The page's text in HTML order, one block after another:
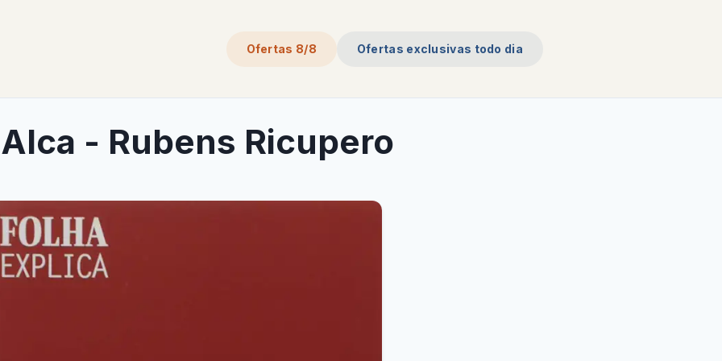
Ofertas 8/8 Ofertas exclusivas todo dia
- Rubens Ricupero